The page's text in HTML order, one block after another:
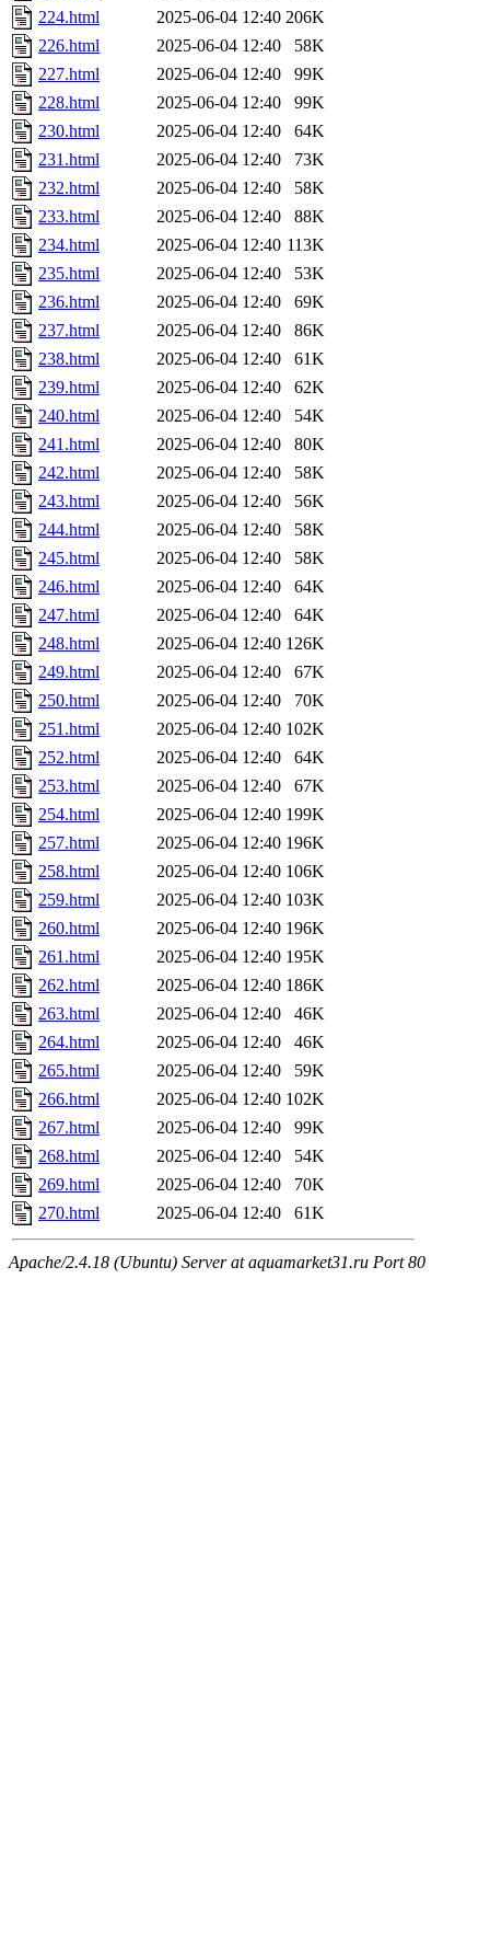
224.html
2025-06-04 12:40 206K
226.html
2025-06-04 12:40
58K
227.html
2025-06-04 12:40
99K
228.html
2025-06-04 12:40
99K
230.html
2025-06-04 12:40
64K
231.html
2025-06-04 12:40
73K
232.html
2025-06-04 12:40
58K
233.html
2025-06-04 12:40
88K
234.html
2025-06-04 12:40 113K
235.html
2025-06-04 12:40
53K
236.html
2025-06-04 12:40
69K
237.html
2025-06-04 12:40
86K
238.html
2025-06-04 12:40
61K
239.html
2025-06-04 12:40
62K
240.html
2025-06-04 12:40
54K
241.html
2025-06-04 12:40
80K
242.html
2025-06-04 12:40
58K
243.html
2025-06-04 12:40
56K
244.html
2025-06-04 12:40
58K
245.html
2025-06-04 12:40
58K
246.html
2025-06-04 12:40
64K
247.html
2025-06-04 12:40
64K
248.html
2025-06-04 12:40 126K
249.html
2025-06-04 12:40
67K
250.html
2025-06-04 12:40
70K
251.html
2025-06-04 12:40 102K
252.html
2025-06-04 12:40
64K
253.html
2025-06-04 12:40
67K
254.html
2025-06-04 12:40 199K
257.html
2025-06-04 12:40 196K
258.html
2025-06-04 12:40 106K
259.html
2025-06-04 12:40 103K
260.html
2025-06-04 12:40 196K
261.html
2025-06-04 12:40 195K
262.html
2025-06-04 12:40 186K
263.html
2025-06-04 12:40
46K
264.html
2025-06-04 12:40
46K
265.html
2025-06-04 12:40
59K
266.html
2025-06-04 12:40 102K
267.html
2025-06-04 12:40
99K
268.html
2025-06-04 12:40
54K
269.html
2025-06-04 12:40
70K
270.html
2025-06-04 12:40 61K
Apache/2.4.18 (Ubuntu) Server at aquamarket31.ru Port 80